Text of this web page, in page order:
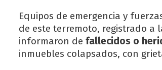
Equipos de emergencia y
de este terremoto, registrado a
informaron de fallecidos o
inmuebles colapsados, con